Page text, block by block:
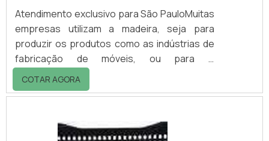
Atendimento exclusivo para São PauloMuitas
empresas utilizam a madeira, seja para
produzir os produtos como as indústrias de
fabricação de móveis, ou para o
funcionamento, como as empresas de
cerâmica, que produzem tijolos e telhas.
valioso, é de vital importância utilizar de modo
consciente. Pensando nisso, foram criadas
COTAR AGORA